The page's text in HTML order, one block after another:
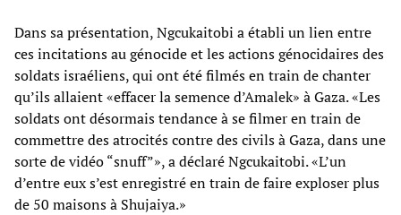
Dans sa présentation, Ngcukaitobi a établi un lien entre
ces incitations au génocide et les actions génocidaires des
soldats israéliens, qui ont été filmés en train de chanter
qu’ils allaient «effacer la semence d’Amalek» à Gaza. «Les
soldats ont désormais tendance à se filmer en train de
commettre des atrocités contre des civils à Gaza, dans une
sorte de vidéo “snuff”», a déclaré Ngcukaitobi. «L’un
d’entre eux s’est enregistré en train de faire exploser plus
de 50 maisons à Shujaiya.»